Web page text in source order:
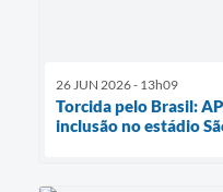
26 JUN 2026 - 13h09
Torcida pelo Brasil:
inclusão no estádio